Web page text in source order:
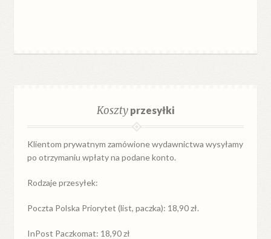
Kosztyprzesyłki
Klientom prywatnym zamówione wydawnictwa wysyłamy
po otrzymaniu wpłaty na podane konto.
Rodzaje przesyłek:
Poczta Polska Priorytet (list, paczka): 18,90 zł.
InPost Paczkomat: 18,90 zł